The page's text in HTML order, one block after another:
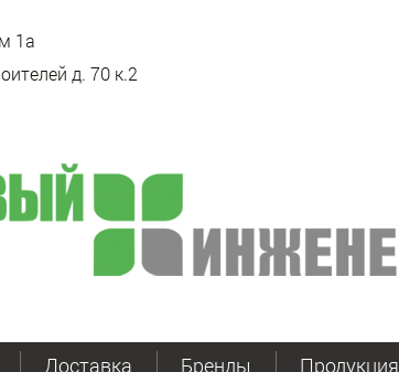
1а
д. 70 к.2
Доставка Бренды Продукция